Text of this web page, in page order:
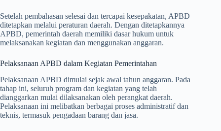
Setelah pembahasan selesai dan tercapai kesepakatan, APBD
ditetapkan melalui peraturan daerah. Dengan ditetapkannya
APBD, pemerintah daerah memiliki dasar hukum untuk
melaksanakan kegiatan dan menggunakan anggaran.
Pelaksanaan APBD dalam Kegiatan Pemerintahan
Pelaksanaan APBD dimulai sejak awal tahun anggaran. Pada
tahap ini, seluruh program dan kegiatan yang telah
dianggarkan mulai dilaksanakan oleh perangkat daerah.
Pelaksanaan ini melibatkan berbagai proses administratif dan
teknis, termasuk pengadaan barang dan jasa.